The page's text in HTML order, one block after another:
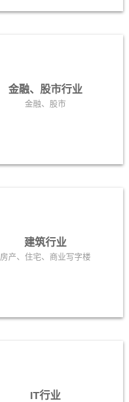
金融、股市行业
金融、股市
建筑行业
房产、住宅、商业写字楼
IT行业